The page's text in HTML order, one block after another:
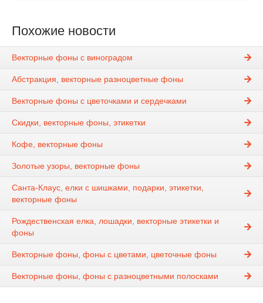
Похожие новости
Векторные фоны с виноградом
Абстракция, векторные разноцветные фоны
Векторные фоны с цветочками и сердечками
Скидки, векторные фоны, этикетки
Кофе, векторные фоны
Золотые узоры, векторные фоны
Санта-Клаус, елки с шишками, подарки, этикетки,
векторные фоны
Рождественская елка, лошадки, векторные этикетки и
фоны
Векторные фоны, фоны с цветами, цветочные фоны
Векторные фоны, фоны с разноцветными полосками